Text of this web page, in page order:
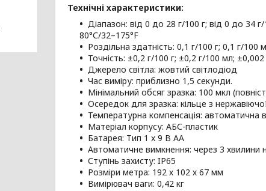
Технічні характеристики:
Діапазон: від 0 до 28 г/100 г; від 0 до 34
80°С/32–175°F
Роздільна здатність: 0,1 г/100 г; 0,1 г/
Точність: ±0,2 г/100 г; ±0,2 г/100 мл;
Джерело світла: жовтий світлодіод
Час виміру: приблизно 1,5 секунди.
Мінімальний обсяг зразка: 100 мкл
Осередок для зразка: кільце з
Температурна компенсація: автоматична
Матеріал корпусу: АБС-пластик
Батарея: Тип 1 x 9 В АА
Автоматичне вимкнення: через 3 хвилини
Ступінь захисту: IP65
Розміри метра: 192 х 102 х 67 мм
Вимірювач ваги: 0,42 кг